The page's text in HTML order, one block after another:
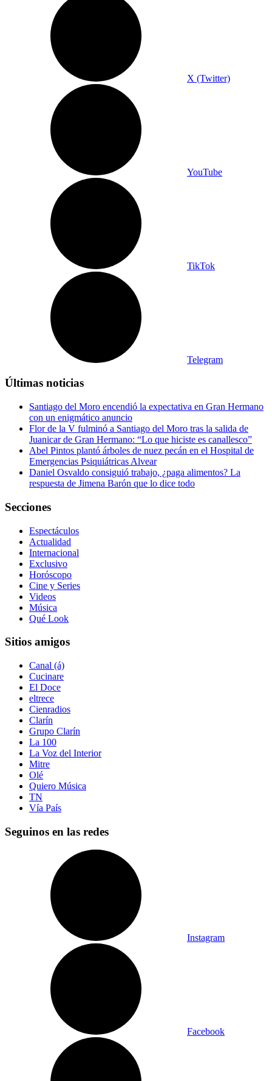
X (Twitter)
YouTube
TikTok
Telegram
Últimas noticias
Santiago del Moro encendió la expectativa en Gran Hermano
con un enigmático anuncio
Flor de la V fulminó a Santiago del Moro tras la salida de
Juanicar de Gran Hermano: “Lo que hiciste es canallesco”
Abel Pintos plantó árboles de nuez pecán en el Hospital de
Emergencias Psiquiátricas Alvear
Daniel Osvaldo consiguió trabajo, ¿paga alimentos? La
respuesta de Jimena Barón que lo dice todo
Secciones
Espectáculos
Actualidad
Internacional
Exclusivo
Horóscopo
Cine y Series
Videos
Música
Qué Look
Sitios amigos
Canal (á)
Cucinare
El Doce
eltrece
Cienradios
Clarín
Grupo Clarín
La 100
La Voz del Interior
Mitre
Olé
Quiero Música
TN
Vía País
Seguinos en las redes
Instagram
Facebook